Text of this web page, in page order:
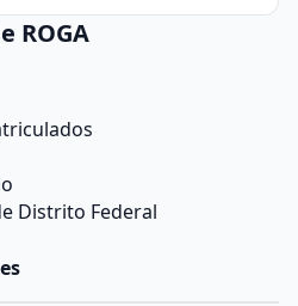
ROGA
Distrito Federal